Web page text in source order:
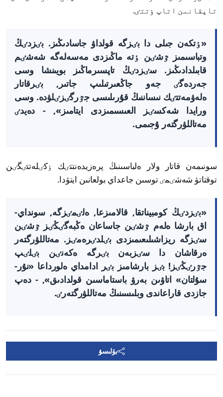
تاپقانىن اتاپ ٶتتٸ.
«ٶتكەن جىلى دا بٸزگە قولداۋ جاسادىڭىز. بٸزدٸڭ
وتباسىمىز ٷشٸن ٶتە ماڭىزدى مەسەلەگە شەشٸم
قابىلدادىڭىز. سٸزدٸڭ تاپسىرماڭىز بويىنشا وسى
جەردەگٸ جەو جاڭعىرتىلىپ جاتىر, بٸرقاتار
ەلەۋمەتتٸك نىساننىڭ قۇرىلىسى جٷرگٸزٸلۋدە. وسى
ورايدا شەكسٸز العىسىمىزدى ايتامىز», - دەيدٸ
مەتاللۋرگتەر ۇجىمى.
سونىمەن قاتار ولار ەلباسىنىڭ پرەزيدەنتتٸك ٶكٸلەتتٸگٸن
توقتاتۋ شەشٸمٸ توسىن جاعداي بولعانىن ايتۋدا.
«بٸزدٸڭ كومبيناتقا, قالامىزعا, ەلٸمٸزگە, سونداي-
اق بارشا ەلەم ٷشٸن جاساعان ەڭبەگٸڭٸز ٷشٸن
سٸزگە ريزاشىلىعىمىزدى بٸلدٸرەمٸز. مەتاللۋرگتەر
ەرقاشان دا سٸزبەن بٸرگە ەكەنٸن بٸلٸپ
جٷرٸڭٸز! بٸز بارشامىز بٸر ادامداي ەلورداعا «نۇر-
سۇلتان» اتاۋىن بەرۋ باستاماسىن قولدادىق», - دەپ
جازدى قاراعاندى وبلىسىنىڭ مەتاللۋرگتەرٸ.
بۆلىسۋ